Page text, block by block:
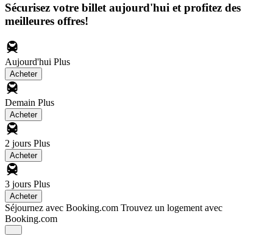
Sécurisez votre billet aujourd'hui et profitez des
meilleures offres!
Aujourd'hui Plus
Acheter
Demain Plus
Acheter
2 jours Plus
Acheter
3 jours Plus
Acheter
Séjournez avec Booking.com Trouvez un logement avec
Booking.com